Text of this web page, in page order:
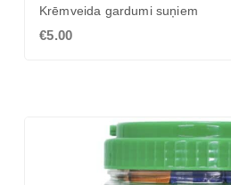
Krēmveida gardumi suņiem
€5.00